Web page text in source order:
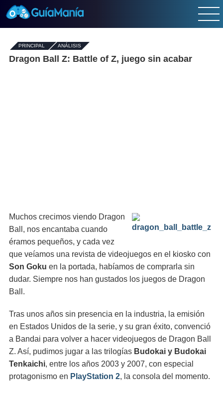
PRINCIPAL - ANÁLISIS
Dragon Ball Z: Battle of Z, juego sin acabar
Muchos crecimos viendo Dragon
Ball, nos encantaba cuando
éramos pequeños, y cada vez
que veíamos una revista de videojuegos en el kiosko con
Son Goku en la portada, habíamos de comprarla sin
dudar. Siempre nos han gustados los juegos de Dragon
Ball.
Tras unos años sin presencia en la industria, la emisión
en Estados Unidos de la serie, y su gran éxito, convenció
a Bandai para volver a hacer videojuegos de Dragon Ball
Z. Así, pudimos jugar a las trilogías Budokai y Budokai
Tenkaichi, entre los años 2003 y 2007, con especial
protagonismo en PlayStation 2, la consola del momento.